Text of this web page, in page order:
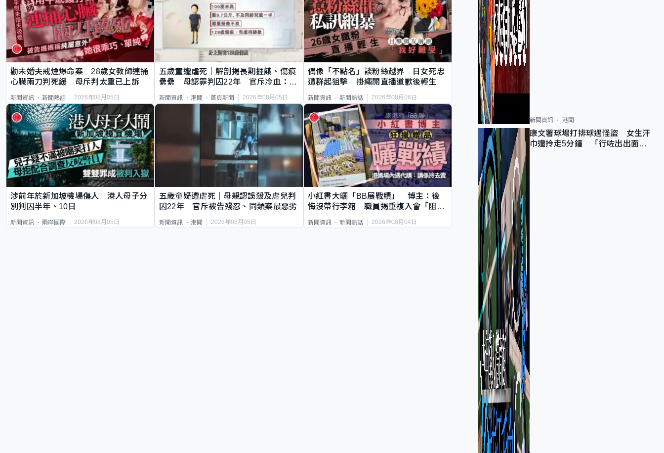
勸未婚夫戒煙爆命案 28歲女教師連捅
心臟兩刀判死緩 母斥判太重已上訴
新聞資訊 新聞熱話 2026年08月05日
五歲童遭虐死｜解剖揭長期捱餓、傷痕
纍纍 母認罪判囚22年 官斥冷血：同
新聞資訊 港聞 首頁新聞 2026年08月05日
偶像「不點名」談粉絲越界 日女死忠
遭群起狙擊 掛繩開直播道歉後輕生
新聞資訊 新聞熱話 2026年08月06日
涉前年於新加坡機場傷人 港人母子分
別判囚半年、10日
新聞資訊 兩岸國際 2026年08月05日
五歲童疑遭虐死｜母親認誤殺及虐兒判
囚22年 官斥被告殘忍、同類案最惡劣
新聞資訊 港聞 2026年08月05日
小紅書大曬「BB展戰績」 博主：後
悔沒帶行李箱 職員揭重複入會「阻止
新聞資訊 新聞熱話 2026年08月04日
新聞資訊 港聞
康文署球場打排球遇怪盜 女生汗
巾遭拎走5分鐘 「行咗出出面唔